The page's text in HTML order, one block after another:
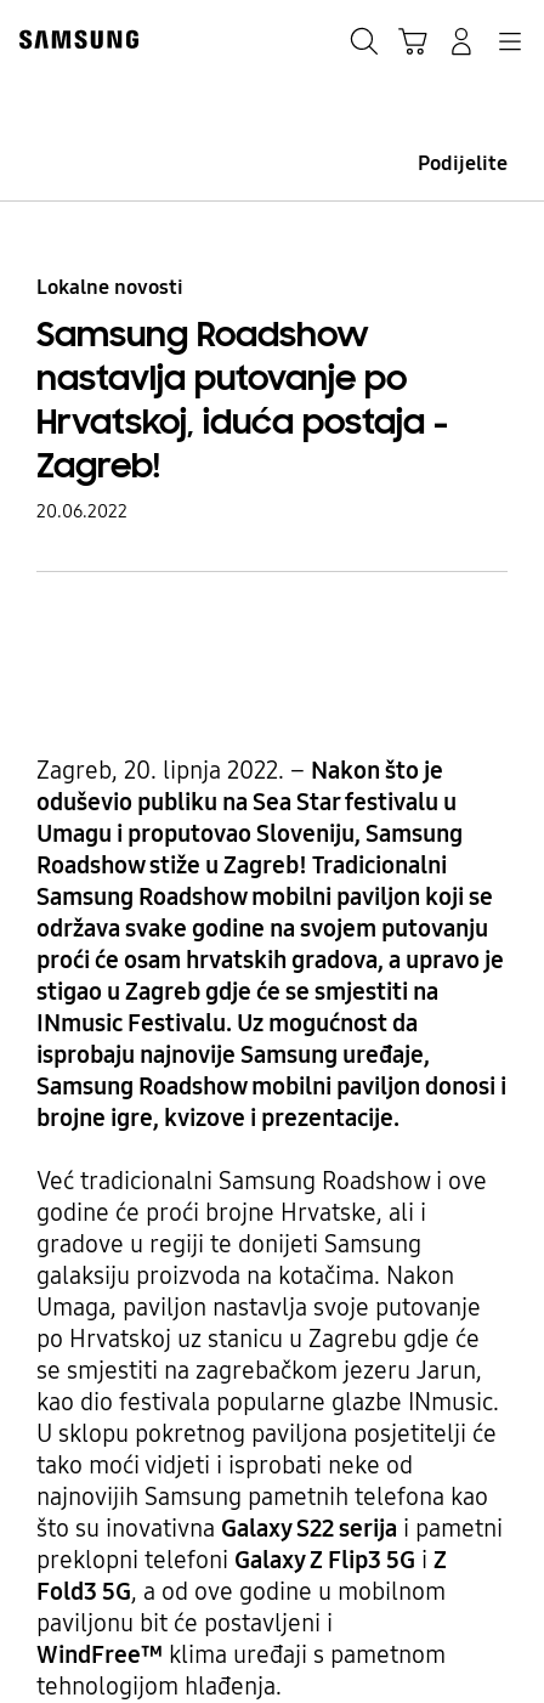
content
accessibility
Podijelite
Lokalne novosti
Samsung Roadshow
nastavlja putovanje po
Hrvatskoj, iduća postaja -
Zagreb!
20.06.2022
Zagreb, 20. lipnja 2022. – Nakon što je
oduševio publiku na Sea Star festivalu u
Umagu i proputovao Sloveniju, Samsung
Roadshow stiže u Zagreb! Tradicionalni
Samsung Roadshow mobilni paviljon koji se
održava svake godine na svojem putovanju
proći će osam hrvatskih gradova, a upravo je
stigao u Zagreb gdje će se smjestiti na
INmusic Festivalu. Uz mogućnost da
isprobaju najnovije Samsung uređaje,
Samsung Roadshow mobilni paviljon donosi i
brojne igre, kvizove i prezentacije.
Već tradicionalni Samsung Roadshow i ove
godine će proći brojne Hrvatske, ali i
gradove u regiji te donijeti Samsung
galaksiju proizvoda na kotačima. Nakon
Umaga, paviljon nastavlja svoje putovanje
po Hrvatskoj uz stanicu u Zagrebu gdje će
se smjestiti na zagrebačkom jezeru Jarun,
kao dio festivala popularne glazbe INmusic.
U sklopu pokretnog paviljona posjetitelji će
tako moći vidjeti i isprobati neke od
najnovijih Samsung pametnih telefona kao
što su inovativna Galaxy S22 serija i pametni
preklopni telefoni Galaxy Z Flip3 5G i Z
Fold3 5G, a od ove godine u mobilnom
paviljonu bit će postavljeni i
WindFree™ klima uređaji s pametnom
tehnologijom hlađenja.